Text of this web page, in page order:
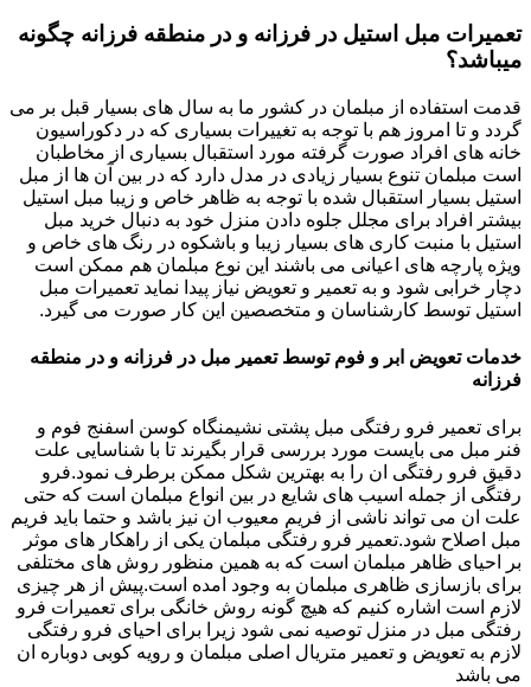
تعمیرات مبل استیل در فرزانه و در منطقه فرزانه چگونه
میباشد؟
قدمت استفاده از مبلمان در کشور ما به سال های بسیار قبل بر می
گردد و تا امروز هم با توجه به تغییرات بسیاری که در دکوراسیون
خانه های افراد صورت گرفته مورد استقبال بسیاری از مخاطبان
است مبلمان تنوع بسیار زیادی در مدل دارد که در بین آن ها از مبل
استیل بسیار استقبال شده با توجه به ظاهر خاص و زیبا مبل استیل
بیشتر افراد برای مجلل جلوه دادن منزل خود به دنبال خرید مبل
استیل با منبت کاری های بسیار زیبا و باشکوه در رنگ های خاص و
ویژه پارچه های اعیانی می باشند این نوع مبلمان هم ممکن است
دچار خرابی شود و به تعمیر و تعویض نیاز پیدا نماید تعمیرات مبل
استیل توسط کارشناسان و متخصصین این کار صورت می گیرد.
خدمات تعویض ابر و فوم توسط تعمیر مبل در فرزانه و در منطقه
فرزانه
برای تعمیر فرو رفتگی مبل پشتی نشیمنگاه کوسن اسفنج فوم و
فنر مبل می بایست مورد بررسی قرار بگیرند تا با شناسایی علت
دقیق فرو رفتگی ان را به بهترین شکل ممکن برطرف نمود.فرو
رفتگی از جمله اسیب های شایع در بین انواع مبلمان است که حتی
علت ان می تواند ناشی از فریم معیوب ان نیز باشد و حتما باید فریم
مبل اصلاح شود.تعمیر فرو رفتگی مبلمان یکی از راهکار های موثر
بر احیای ظاهر مبلمان است که به همین منظور روش های مختلفی
برای بازسازی ظاهری مبلمان به وجود امده است.پیش از هر چیزی
لازم است اشاره کنیم که هیچ گونه روش خانگی برای تعمیرات فرو
رفتگی مبل در منزل توصیه نمی شود زیرا برای احیای فرو رفتگی
لازم به تعویض و تعمیر متریال اصلی مبلمان و رویه کوبی دوباره ان
می باشد